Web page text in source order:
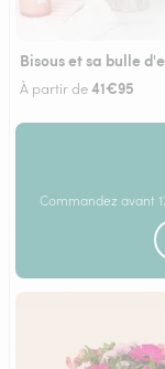
Bisous et sa bulle
À partir de41€95
Commandez avant